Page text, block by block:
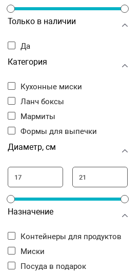
Только в наличии
Да
Категория
Кухонные миски
Ланч боксы
Мармиты
Формы для выпечки
Диаметр, см
Назначение
Контейнеры для продуктов
Миски
Посуда в подарок